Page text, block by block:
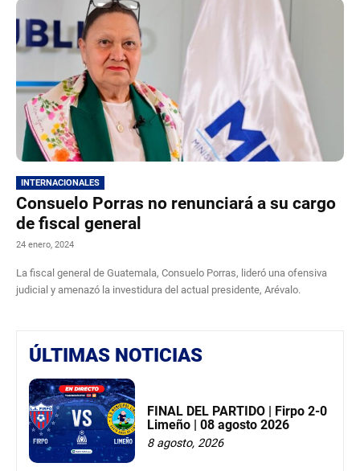
INTERNACIONALES
Consuelo Porras no renunciará a su cargo
de fiscal general
24 enero, 2024
La fiscal general de Guatemala, Consuelo Porras, lideró una ofensiva
judicial y amenazó la investidura del actual presidente, Arévalo.
ÚLTIMAS NOTICIAS
FINAL DEL PARTIDO | Firpo 2-0
Limeño | 08 agosto 2026
8 agosto, 2026